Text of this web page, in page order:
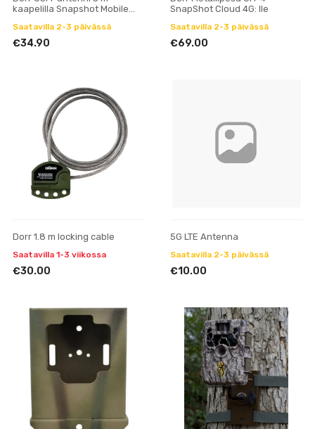
kaapelilla Snapshot Mobile
Saatavilla 2-3 päivässä
€34.90
SnapShot Cloud 4G: lle
Saatavilla 2-3 päivässä
€69.00
Dorr 1.8 m locking cable
Saatavilla 1-3 viikossa
€30.00
5G LTE Antenna
Saatavilla 2-3 päivässä
€10.00